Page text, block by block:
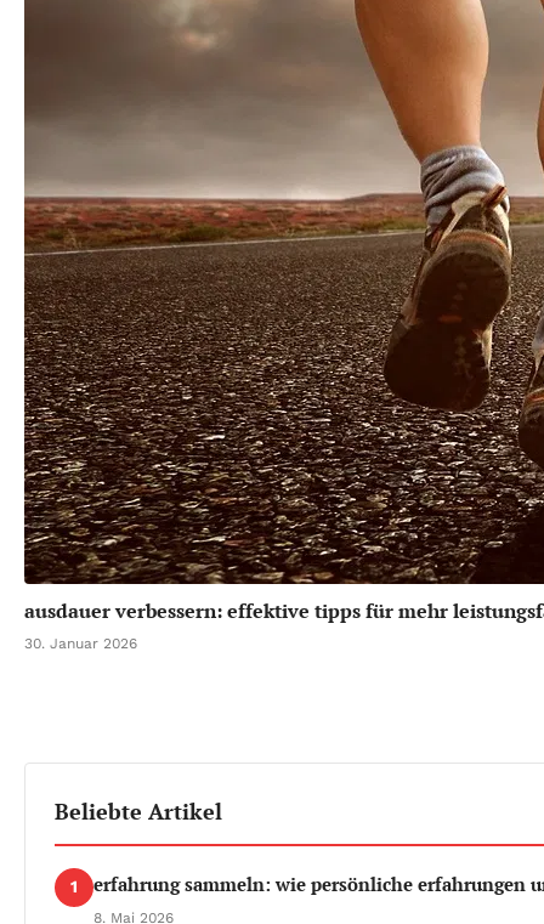
ausdauer verbessern: effektive tipps für mehr
30. Januar 2026
Beliebte Artikel
1 erfahrung sammeln: wie persönliche erfahrungen
8. Mai 2026